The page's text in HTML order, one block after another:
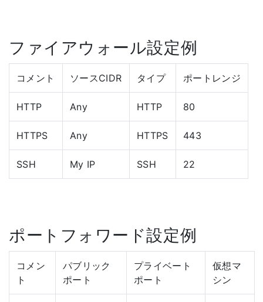
ファイアウォール設定例
コメント ソースCIDR タイプ ポートレンジ
HTTP Any HTTP 80
HTTPS Any HTTPS 443
SSH My IP SSH 22
ポートフォワード設定例
コメン
ト
パブリック
ポート
プライベート
ポート
仮想マ
シン